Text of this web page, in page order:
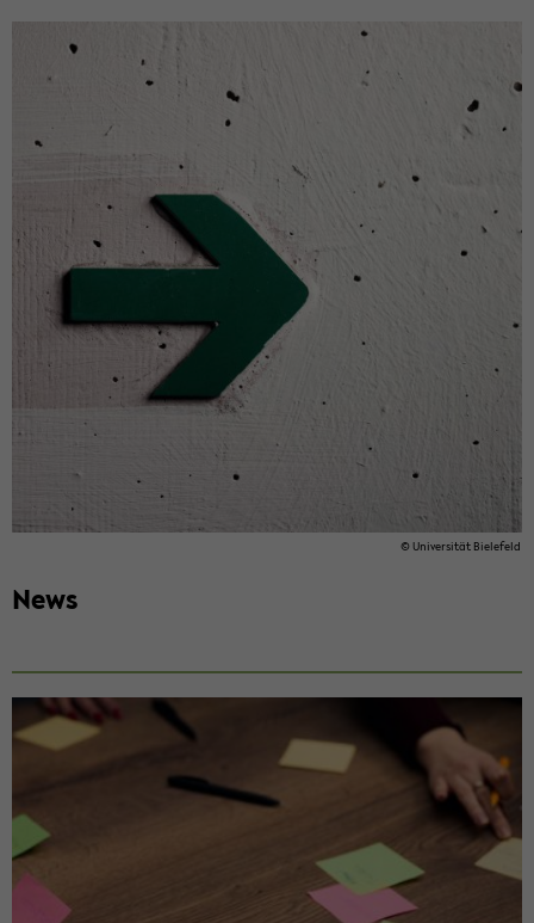
© Uni­ver­si­tät Bie­le­feld
News